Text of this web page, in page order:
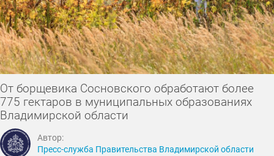
От борщевика Сосновского обработают более
775 гектаров в муниципальных образованиях
Владимирской области
Автор:
Пресс-служба Правительства Владимирской области